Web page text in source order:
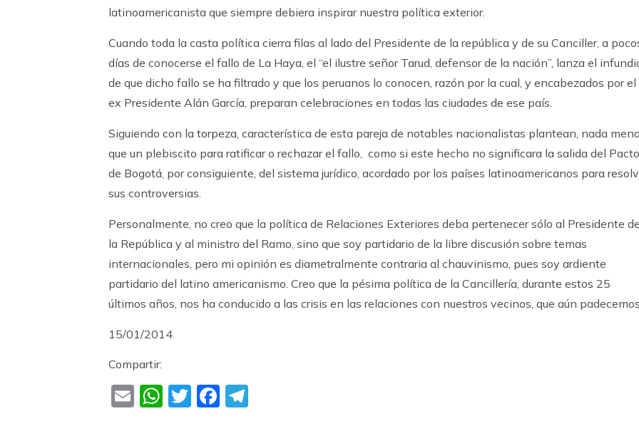
latinoamericanista que siempre debiera inspirar nuestra política exterior.
Cuando toda la casta política cierra filas al lado del Presidente de la república y de su Canciller, a
días de conocerse el fallo de La Haya, el “el ilustre señor Tarud, defensor de la nación”, lanza el
de que dicho fallo se ha filtrado y que los peruanos lo conocen, razón por la cual, y encabezados por el
ex Presidente Alán García, preparan celebraciones en todas las ciudades de ese país.
Siguiendo con la torpeza, característica de esta pareja de notables nacionalistas plantean, nada
que un plebiscito para ratificar o rechazar el fallo, como si este hecho no significara la salida del Pacto
de Bogotá, por consiguiente, del sistema jurídico, acordado por los países latinoamericanos para
sus controversias.
Personalmente, no creo que la política de Relaciones Exteriores deba pertenecer sólo al Presidente de
la República y al ministro del Ramo, sino que soy partidario de la libre discusión sobre temas
internacionales, pero mi opinión es diametralmente contraria al chauvinismo, pues soy ardiente
partidario del latino americanismo. Creo que la pésima política de la Cancillería, durante estos 25
últimos años, nos ha conducido a las crisis en las relaciones con nuestros vecinos, que aún
15/01/2014
Compartir:
EmailWhatsApp
TwitterFacebook